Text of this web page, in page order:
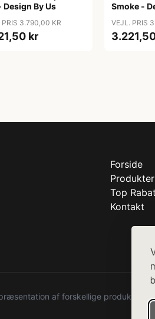
Design By Us
PRIS 3.790,00 KR
kr
Smoke -
VEJL. PRIS
Forside
Produkter
Top
Kontakt
af forskellige produkter